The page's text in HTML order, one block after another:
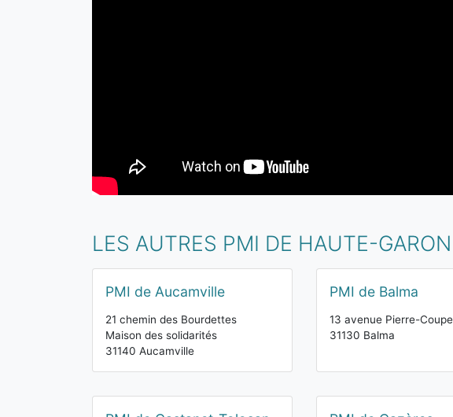
LES AUTRES PMI DE HAUTE-
PMI de Aucamville
21 chemin des Bourdettes
Maison des solidarités
31140 Aucamville
PMI de Balma
13 avenue Pierre-
31130 Balma